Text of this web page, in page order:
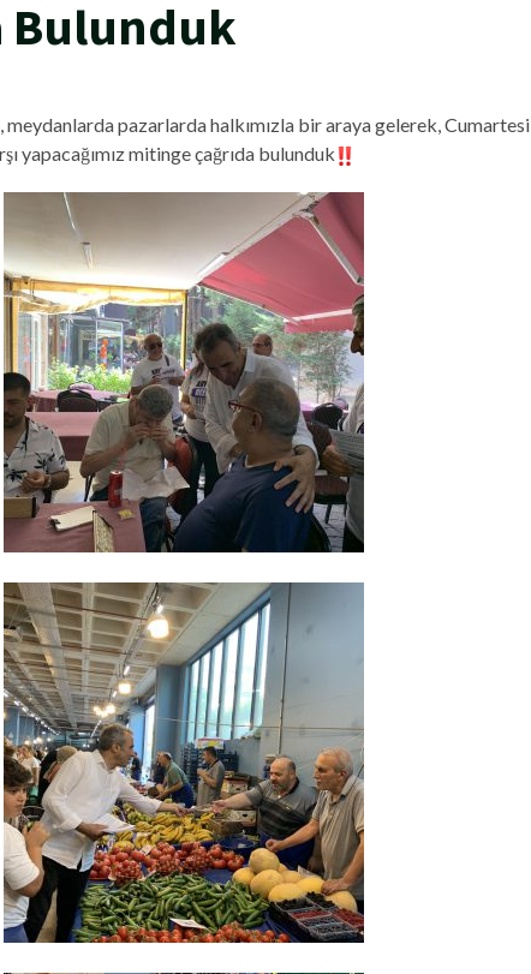
Bulunduk
pazarlarda halkımızla bir araya gelerek, Cumartesi
yapacağımız mitinge çağrıda bulunduk